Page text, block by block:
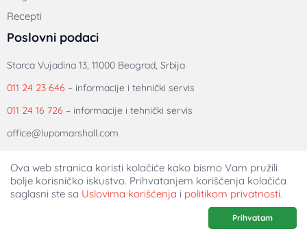
Recepti
Poslovni podaci
Starca Vujadina 13, 11000 Beograd, Srbija
011 24 23 646 – informacije i tehnički servis
011 24 16 726 – informacije i tehnički servis
office@lupomarshall.com
Ova web stranica koristi kolačiće kako bismo Vam pružili
bolje korisničko iskustvo. Prihvatanjem korišćenja kolačića
saglasni ste sa Uslovima korišćenja i politikom privatnosti.
Prihvatam